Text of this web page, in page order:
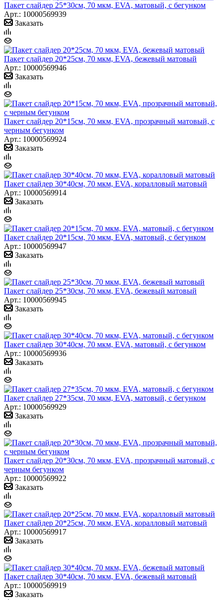
Пакет слайдер 25*30см, 70 мкм, EVA, матовый, с бегунком
Арт.: 10000569939
Заказать
Пакет слайдер 20*25см, 70 мкм, EVA, бежевый матовый
Арт.: 10000569946
Заказать
Пакет слайдер 20*15см, 70 мкм, EVA, прозрачный матовый, с
черным бегунком
Арт.: 10000569924
Заказать
Пакет слайдер 30*40см, 70 мкм, EVA, коралловый матовый
Арт.: 10000569914
Заказать
Пакет слайдер 20*15см, 70 мкм, EVA, матовый, с бегунком
Арт.: 10000569947
Заказать
Пакет слайдер 25*30см, 70 мкм, EVA, бежевый матовый
Арт.: 10000569945
Заказать
Пакет слайдер 30*40см, 70 мкм, EVA, матовый, с бегунком
Арт.: 10000569936
Заказать
Пакет слайдер 27*35см, 70 мкм, EVA, матовый, с бегунком
Арт.: 10000569929
Заказать
Пакет слайдер 20*30см, 70 мкм, EVA, прозрачный матовый, с
черным бегунком
Арт.: 10000569922
Заказать
Пакет слайдер 20*25см, 70 мкм, EVA, коралловый матовый
Арт.: 10000569917
Заказать
Пакет слайдер 30*40см, 70 мкм, EVA, бежевый матовый
Арт.: 10000569919
Заказать